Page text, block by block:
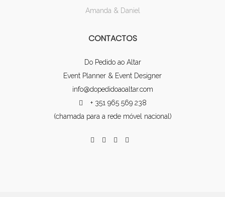
Amanda & Daniel
CONTACTOS
Do Pedido ao Altar
Event Planner & Event Designer
info@dopedidoaoaltar.com
+ 351 965 569 238
(chamada para a rede móvel nacional)